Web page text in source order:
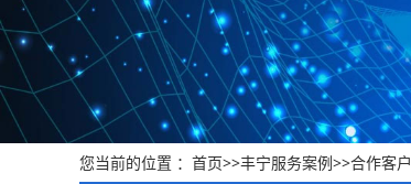
您当前的位置 ： 首页>>丰宁服务案例>>合作客户